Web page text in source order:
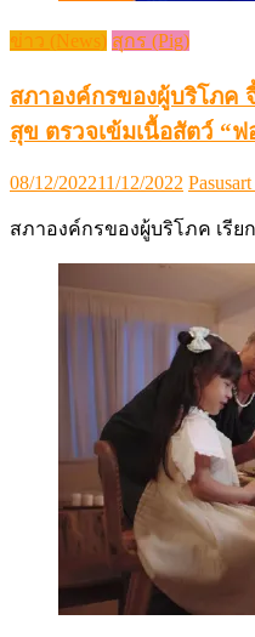
ข่าว (News) สุกร (Pig)
สภาองค์กรของผู้บริโภค
สุข ตรวจเข้มเนื้อสัตว์ “ฟ
Posted
08/12/202211/12/2022 Author
สภาองค์กรของผู้บริโภค เรี